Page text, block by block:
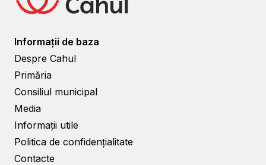
Informații de baza
Despre Cahul
Primăria
Consiliul municipal
Media
Informații utile
Politica de confidențialitate
Contacte